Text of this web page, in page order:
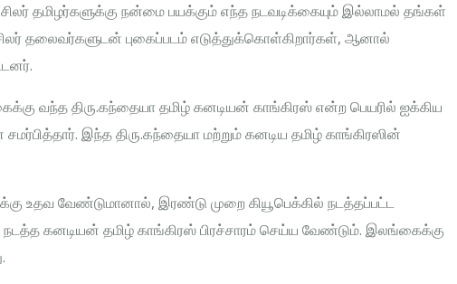
தமிழர்களுக்கு நன்மை பயக்கும் எந்த நடவடிக்கையும் இல்லாமல் தங்கள்
தலைவர்களுடன் புகைப்படம் எடுத்துக்கொள்கிறார்கள், ஆனால்
வந்த திரு.கந்தையா தமிழ் கனடியன் காங்கிரஸ் என்ற பெயரில் ஐக்கிய
இந்த திரு.கந்தையா மற்றும் கனடிய தமிழ் காங்கிரஸின்
உதவ வேண்டுமானால், இரண்டு முறை கியூபெக்கில் நடத்தப்பட்ட
நடத்த கனடியன் தமிழ் காங்கிரஸ் பிரச்சாரம் செய்ய வேண்டும். இலங்கைக்கு